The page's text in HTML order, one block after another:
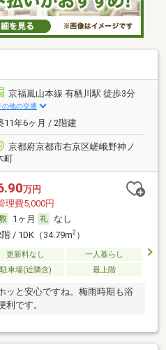
京福嵐山本線 有栖川駅 徒歩3分
の他の交通
11年6ヶ月 / 2階建
京都府京都市右京区嵯峨野神ノ
町
万円
理費5,000円
1ヶ月
なし
階 / 1DK（34.79m2）
更新料なし
一人暮らし
駐車場(近隣含) 最上階
ッと安心ですね。梅雨時期も浴
利です。